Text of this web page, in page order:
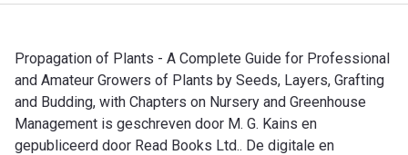
Propagation of Plants - A Complete Guide for Professional
and Amateur Growers of Plants by Seeds, Layers, Grafting
and Budding, with Chapters on Nursery and Greenhouse
Management is geschreven door M. G. Kains en
gepubliceerd door Read Books Ltd.. De digitale en